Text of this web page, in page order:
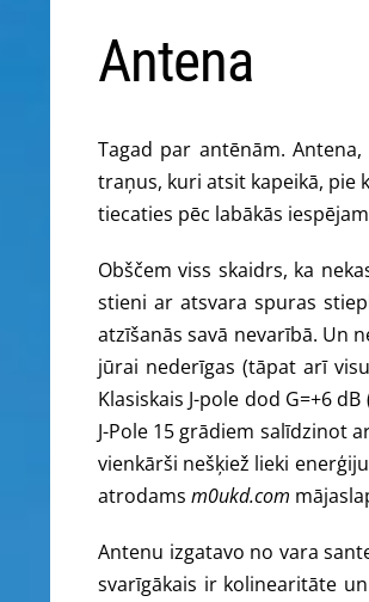
Antena
Tagad par antēnām.
traņus, kuri atsit kapeikā, pie
tiecaties pēc labākās
Obščem viss skaidrs, ka
stieni ar atsvara spuras
atzīšanās savā nevarībā. Un
jūrai nederīgas (tāpat arī
Klasiskais J-pole dod G=+6
J-Pole 15 grādiem salīdzinot
vienkārši nešķiež lieki
atrodams m0ukd.com
Antenu izgatavo no vara
svarīgākais ir kolinearitāte